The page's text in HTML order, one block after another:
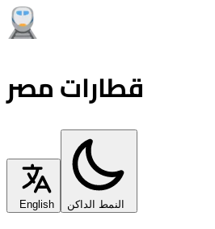
قطارات مصر
English النمط الداكن